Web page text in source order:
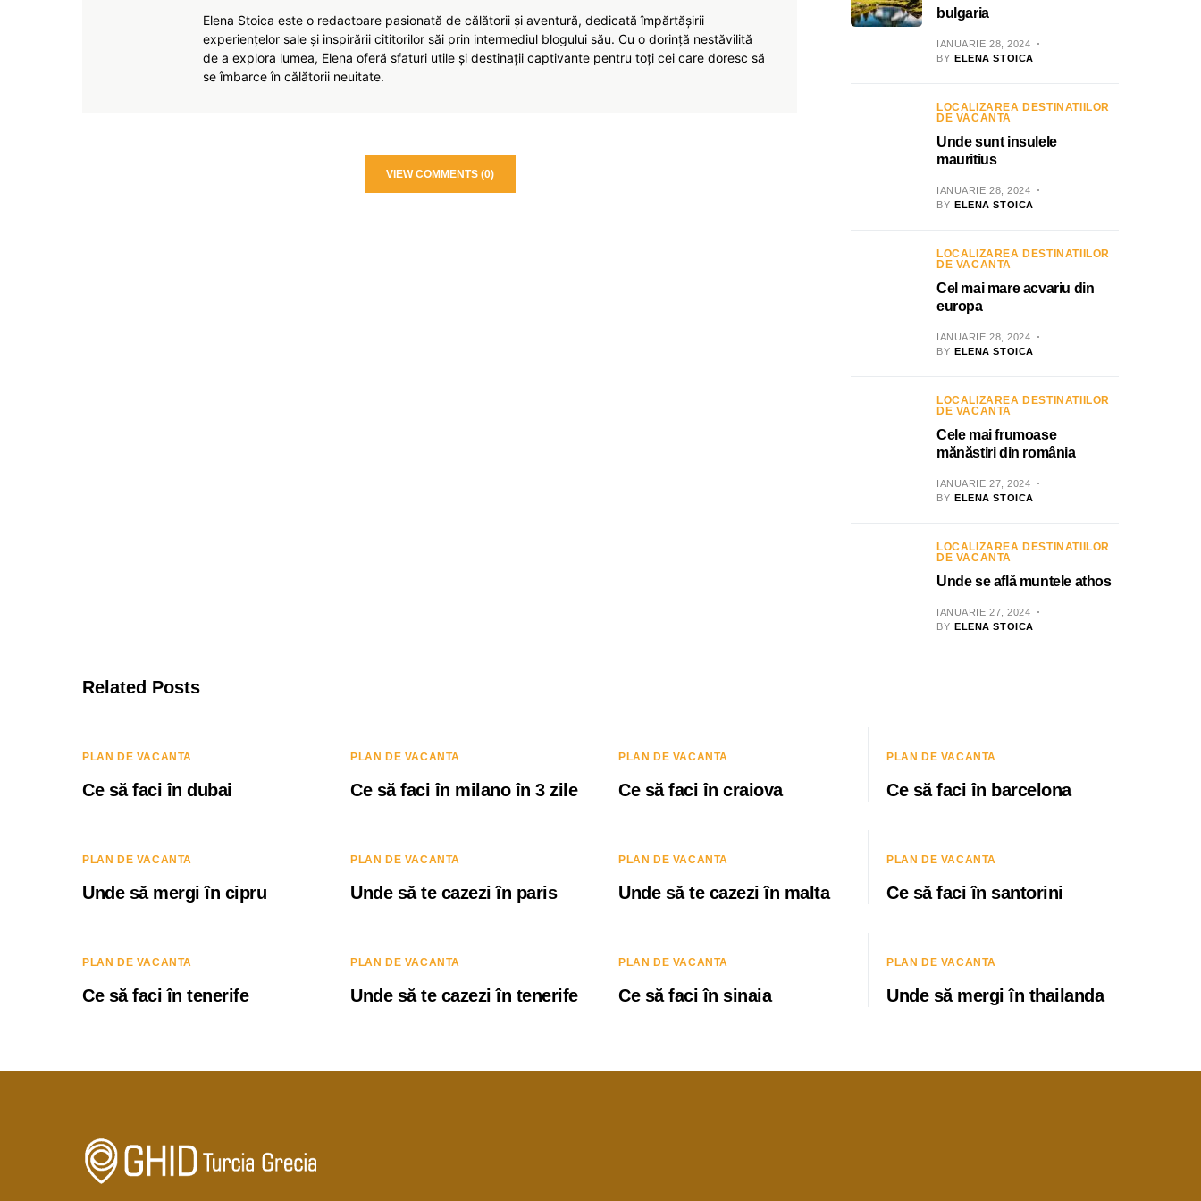
Elena Stoica este o redactoare pasionată de călătorii și aventură, dedicată împărtășirii
experiențelor sale și inspirării cititorilor săi prin intermediul blogului său. Cu o dorință nestăvilită
de a explora lumea, Elena oferă sfaturi utile și destinații captivante pentru toți cei care doresc să
se îmbarce în călătorii neuitate.
VIEW COMMENTS (0)
bulgaria
IANUARIE 28, 2024
BY ELENA STOICA
LOCALIZAREA DESTINATIILOR
DE VACANTA
Unde sunt insulele
mauritius
IANUARIE 28, 2024
BY ELENA STOICA
LOCALIZAREA DESTINATIILOR
DE VACANTA
Cel mai mare acvariu din
europa
IANUARIE 28, 2024
BY ELENA STOICA
LOCALIZAREA DESTINATIILOR
DE VACANTA
Cele mai frumoase
mănăstiri din românia
IANUARIE 27, 2024
BY ELENA STOICA
LOCALIZAREA DESTINATIILOR
DE VACANTA
Unde se află muntele athos
IANUARIE 27, 2024
BY ELENA STOICA
Related Posts
PLAN DE VACANTA
Ce să faci în dubai
PLAN DE VACANTA
Ce să faci în milano în 3 zile
PLAN DE VACANTA
Ce să faci în craiova
PLAN DE VACANTA
Ce să faci în barcelona
PLAN DE VACANTA
Unde să mergi în cipru
PLAN DE VACANTA
Unde să te cazezi în paris
PLAN DE VACANTA
Unde să te cazezi în malta
PLAN DE VACANTA
Ce să faci în santorini
PLAN DE VACANTA
Ce să faci în tenerife
PLAN DE VACANTA
Unde să te cazezi în tenerife
PLAN DE VACANTA
Ce să faci în sinaia
PLAN DE VACANTA
Unde să mergi în thailanda